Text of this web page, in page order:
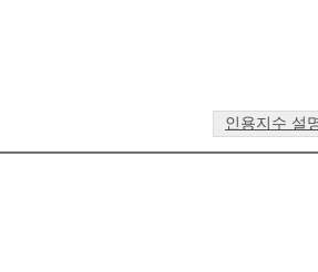
인용지수 설